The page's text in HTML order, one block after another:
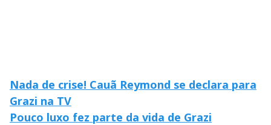
Nada de crise! Cauã Reymond se declara para
Grazi na TV
Pouco luxo fez parte da vida de Grazi